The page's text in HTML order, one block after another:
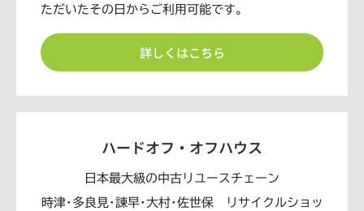
ただいたその日からご利用可能です。
詳しくはこちら
ハードオフ・オフハウス
日本最大級の中古リユースチェーン
時津･多良見･諫早･大村･佐世保 リサイクルショッ